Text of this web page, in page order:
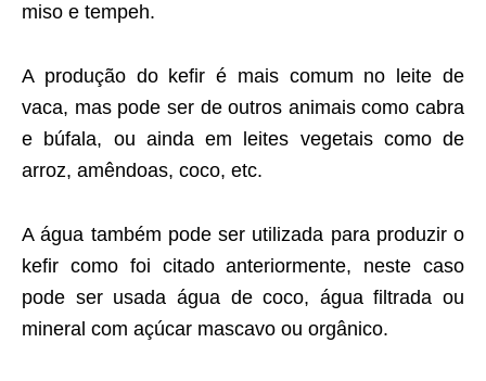
miso e tempeh.
A produção do kefir é mais comum no leite de
vaca, mas pode ser de outros animais como cabra
e búfala, ou ainda em leites vegetais como de
arroz, amêndoas, coco, etc.
A água também pode ser utilizada para produzir o
kefir como foi citado anteriormente, neste caso
pode ser usada água de coco, água filtrada ou
mineral com açúcar mascavo ou orgânico.